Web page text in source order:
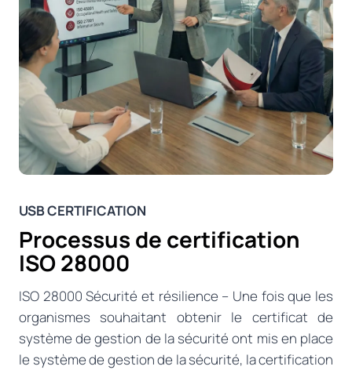
USB CERTIFICATION
Processus de certification
ISO 28000
ISO 28000 Sécurité et résilience – Une fois que les
organismes souhaitant obtenir le certificat de
système de gestion de la sécurité ont mis en place
le système de gestion de la sécurité, la certification